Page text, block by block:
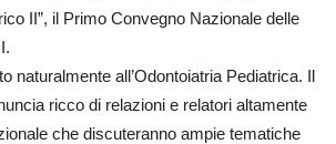
II”, il Primo Convegno Nazionale delle
naturalmente all’Odontoiatria Pediatrica. Il
ricco di relazioni e relatori altamente
che discuteranno ampie tematiche